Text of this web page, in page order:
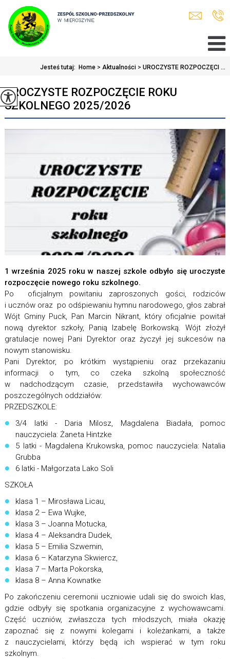
Jesteś tutaj: Home > Aktualności > UROCZYSTE ROZPOCZĘCI ...
UROCZYSTE ROZPOCZĘCIE ROKU
SZKOLNEGO 2025/2026
1 września 2025 roku w naszej szkole odbyło się uroczyste
rozpoczęcie nowego roku szkolnego.
Po oficjalnym powitaniu zaproszonych gości, rodziców
i ucznów oraz po odśpiewaniu hymnu narodowego, głos zabrał
Wójt Gminy Puck, Pan Marcin Nikrant, który oficjalnie powitał
nową dyrektor szkoły, Panią Izabelę Borkowską. Wójt złożył
gratulacje nowej Pani Dyrektor oraz życzył jej sukcesów na
nowym stanowisku.
Pani Dyrektor, po krótkim wystąpieniu oraz przekazaniu
informacji o tym, co czeka szkolną społeczność
w nadchodzącym czasie, przedstawiła wychowawców
poszczególnych oddziałów:
PRZEDSZKOLE:
3/4 latki - Daria Milosz, Magdalena Biadała, pomoc
nauczyciela: Żaneta Hintzke
5 latki - Magdalena Krukowska, pomoc nauczyciela: Natalia
Grubba
6 latki - Małgorzata Lako Soli
SZKOŁA
klasa 1 – Mirosława Licau,
klasa 2 – Ewa Wujke,
klasa 3 – Joanna Motucka,
klasa 4 – Aleksandra Dudek,
klasa 5 – Emilia Szwemin,
klasa 6 – Katarzyna Skwiercz,
klasa 7 – Marta Pokorska,
klasa 8 – Anna Kownatke
Po zakończeniu ceremonii uczniowie udali się do swoich klas,
gdzie odbyły się spotkania organizacyjne z wychowawcami.
Część uczniów, zwłaszcza tych młodszych, miała okazję
zapoznać się z nowymi kolegami i koleżankami, a także
z nauczycielami, którzy będą ich wspierać w tym roku
szkolnym.